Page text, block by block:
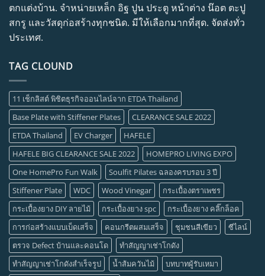
ตกแต่งบ้าน. จำหน่ายเหล็ก อิฐ ปูน ประตู หน้าต่าง น๊อต ตะปู
สกรู และวัสดุก่อสร้างทุกชนิด. มีให้เลือกมากที่สุด. จัดส่งทั่ว
ประเทศ.
TAG CLOUND
11 เช็กลิสต์ พิชิตธุรกิจออนไลน์จาก ETDA Thailand
Base Plate with Stiffener Plates
CLEARANCE SALE 2022
ETDA Thailand
EV Charger
HAFELE
HAFELE BIG CLEARANCE SALE 2022
HOMEPRO LIVING EXPO
One HomePro Fun Walk
Soulfit Pilates ฉลองครบรอบ 3 ปี
Stiffener Plate
WDC Wood Vinegar
กระเบื้องตราเพชร
กระเบื้องยาง DIY ลายไม้
กระเบื้องยาง spc
กระเบื้องยาง คลิ๊กล็อค
การก่อสร้างแบบเบ็ดเสร็จ
คอนกรีตผสมเสร็จ ชุมชนสีเขียว
ซีไลน์
ตรวจ Defect บ้านและคอนโด
ทำสัญญาเช่าโกดัง
ทำสัญญาเช่าโกดังสำเร็จรูป
น้ำส้มควันไม้
บทบาทผู้รับเหมา